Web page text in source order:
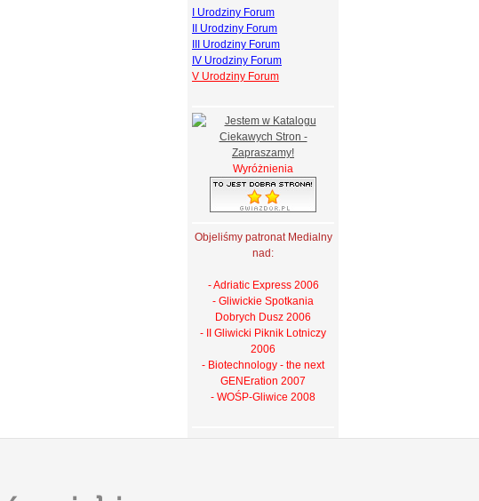
I Urodziny Forum
II Urodziny Forum
III Urodziny Forum
IV Urodziny Forum
V Urodziny Forum
Wyróżnienia
Objeliśmy patronat Medialny
nad:
- Adriatic Express 2006
- Gliwickie Spotkania
Dobrych Dusz 2006
- II Gliwicki Piknik Lotniczy
2006
- Biotechnology - the next
GENEration 2007
- WOŚP-Gliwice 2008